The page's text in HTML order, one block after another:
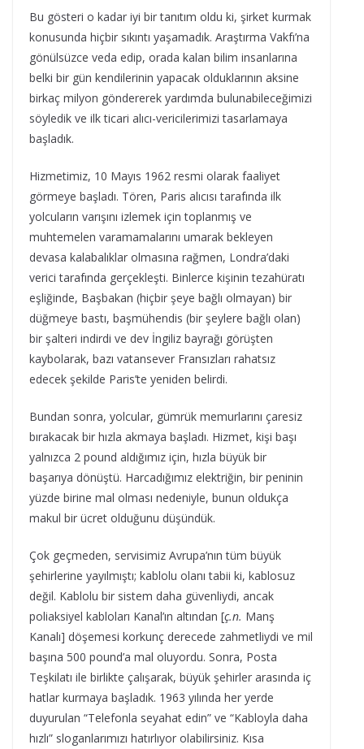
Bu gösteri o kadar iyi bir tanıtım oldu ki, şirket kurmak
konusunda hiçbir sıkıntı yaşamadık. Araştırma Vakfı’na
gönülsüzce veda edip, orada kalan bilim insanlarına
belki bir gün kendilerinin yapacak olduklarının aksine
birkaç milyon göndererek yardımda bulunabileceğimizi
söyledik ve ilk ticari alıcı-vericilerimizi tasarlamaya
başladık.
Hizmetimiz, 10 Mayıs 1962 resmi olarak faaliyet
görmeye başladı. Tören, Paris alıcısı tarafında ilk
yolcuların varışını izlemek için toplanmış ve
muhtemelen varamamalarını umarak bekleyen
devasa kalabalıklar olmasına rağmen, Londra’daki
verici tarafında gerçekleşti. Binlerce kişinin tezahüratı
eşliğinde, Başbakan (hiçbir şeye bağlı olmayan) bir
düğmeye bastı, başmühendis (bir şeylere bağlı olan)
bir şalteri indirdi ve dev İngiliz bayrağı görüşten
kaybolarak, bazı vatansever Fransızları rahatsız
edecek şekilde Paris’te yeniden belirdi.
Bundan sonra, yolcular, gümrük memurlarını çaresiz
bırakacak bir hızla akmaya başladı. Hizmet, kişi başı
yalnızca 2 pound aldığımız için, hızla büyük bir
başarıya dönüştü. Harcadığımız elektriğin, bir peninin
yüzde birine mal olması nedeniyle, bunun oldukça
makul bir ücret olduğunu düşündük.
Çok geçmeden, servisimiz Avrupa’nın tüm büyük
şehirlerine yayılmıştı; kablolu olanı tabii ki, kablosuz
değil. Kablolu bir sistem daha güvenliydi, ancak
poliaksiyel kabloları Kanal’ın altından [ç.n. Manş
Kanalı] döşemesi korkunç derecede zahmetliydi ve mil
başına 500 pound’a mal oluyordu. Sonra, Posta
Teşkilatı ile birlikte çalışarak, büyük şehirler arasında iç
hatlar kurmaya başladık. 1963 yılında her yerde
duyurulan “Telefonla seyahat edin” ve “Kabloyla daha
hızlı” sloganlarımızı hatırlıyor olabilirsiniz. Kısa